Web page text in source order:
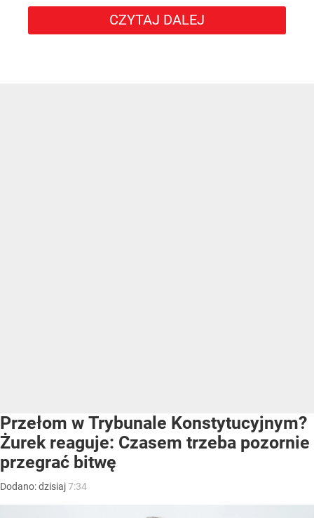
CZYTAJ DALEJ
Przełom w Trybunale Konstytucyjnym?
Żurek reaguje: Czasem trzeba pozornie
przegrać bitwę
Dodano:dzisiaj7:34